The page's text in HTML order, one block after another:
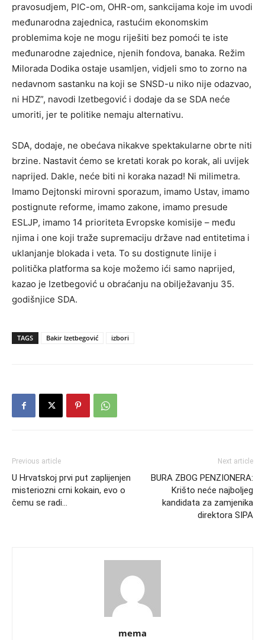
pravosudjem, PIC-om, OHR-om, sankcijama koje im uvodi
međunarodna zajednica, rastućim ekonomskim
problemima koje ne mogu riješiti bez pomoći te iste
međunarodne zajednice, njenih fondova, banaka. Režim
Milorada Dodika ostaje usamljen, vidjeli smo to zorno na
nedavnom sastanku na koji se SNSD-u niko nije odazvao,
ni HDZ”, navodi Izetbegović i dodaje da se SDA neće
umoriti, jer te politike nemaju alternativu.
SDA, dodaje, ne obećava nikakve spektakularne obrte niti
brzine. Nastavit ćemo se kretati korak po korak, ali uvijek
naprijed. Dakle, neće biti ni koraka nazad! Ni milimetra.
Imamo Dejtonski mirovni sporazum, imamo Ustav, imamo
postignute reforme, imamo zakone, imamo presude
ESLJP, imamo 14 prioriteta Evropske komisije – među
njima i one koji traže supremaciju države nad entitetima i
uklanjanje blokada i veta. To su dostignute linije i
politička platforma sa koje možemo ići samo naprijed,
kazao je Izetbegović u obraćanju na obilježavanju 35.
godišnjice SDA.
TAGS Bakir Izetbegović izbori
Previous article
U Hrvatskoj prvi put zaplijenjen
misteriozni crni kokain, evo o
čemu se radi…
Next article
BURA ZBOG PENZIONERA:
Krišto neće najboljeg
kandidata za zamjenika
direktora SIPA
mema